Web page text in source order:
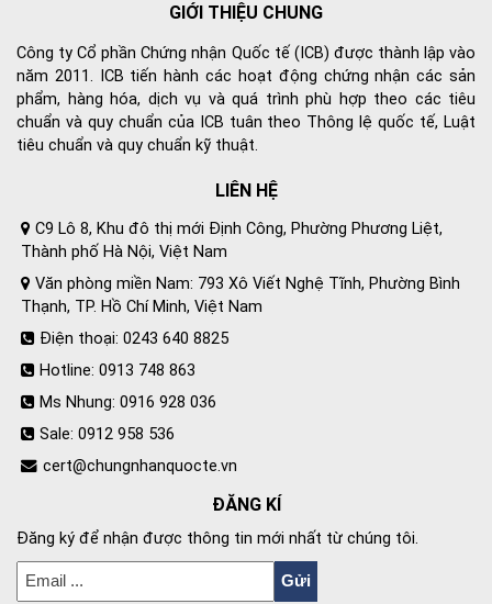
GIỚI THIỆU CHUNG
Công ty Cổ phần Chứng nhận Quốc tế (ICB) được thành lập vào
năm 2011. ICB tiến hành các hoạt động chứng nhận các sản
phẩm, hàng hóa, dịch vụ và quá trình phù hợp theo các tiêu
chuẩn và quy chuẩn của ICB tuân theo Thông lệ quốc tế, Luật
tiêu chuẩn và quy chuẩn kỹ thuật.
LIÊN HỆ
C9 Lô 8, Khu đô thị mới Định Công, Phường Phương Liệt,
Thành phố Hà Nội, Việt Nam
Văn phòng miền Nam: 793 Xô Viết Nghệ Tĩnh, Phường Bình
Thạnh, TP. Hồ Chí Minh, Việt Nam
Điện thoại: 0243 640 8825
Hotline: 0913 748 863
Ms Nhung: 0916 928 036
Sale: 0912 958 536
cert@chungnhanquocte.vn
ĐĂNG KÍ
Đăng ký để nhận được thông tin mới nhất từ chúng tôi.